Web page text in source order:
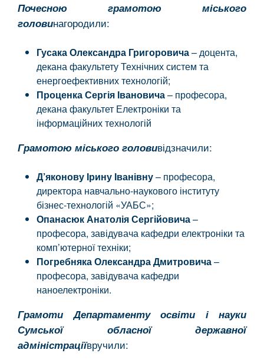
Почесною грамотою міського
головинагородили:
Гусака Олександра Григоровича– доцента,
декана факультету Технічних систем та
енергоефективних технологій;
Проценка Сергія Івановича– професора,
декана факультет Електроніки та
інформаційних технологій
Грамотою міського головивідзначили:
Д’яконову Ірину Іванівну– професора,
директора навчально-наукового інституту
бізнес-технологій «УАБС»;
Опанасюк Анатолія Сергійовича–
професора, завідувача кафедри електроніки та
комп’ютерної техніки;
Погребняка Олександра Дмитровича–
професора, завідувача кафедри
наноелектроніки.
Грамоти Департаменту освіти і науки
Сумської обласної державної
адміністраціївручили: